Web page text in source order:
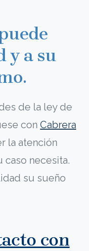
y a su
de la ley de
con Cabrera
la atención
necesita.
su sueño
con